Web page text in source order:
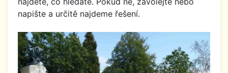
napište a určitě najdeme řešení.